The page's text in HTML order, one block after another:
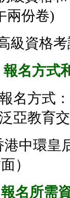
兩份卷)
資格考
報名方式
名方式：
亞教育
港中環皇
）
名所需